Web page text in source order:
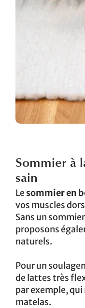
Sommier à
sain
Lesommier en
vos muscles
Sans un
proposons
naturels.
Pour un
de lattes très
par exemple,
matelas.